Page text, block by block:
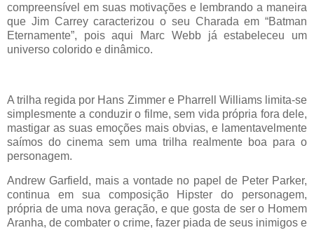
compreensível em suas motivações e lembrando a maneira
que Jim Carrey caracterizou o seu Charada em “Batman
Eternamente”, pois aqui Marc Webb já estabeleceu um
universo colorido e dinâmico.
A trilha regida por Hans Zimmer e Pharrell Williams limita-se
simplesmente a conduzir o filme, sem vida própria fora dele,
mastigar as suas emoções mais obvias, e lamentavelmente
saímos do cinema sem uma trilha realmente boa para o
personagem.
Andrew Garfield, mais a vontade no papel de Peter Parker,
continua em sua composição Hipster do personagem,
própria de uma nova geração, e que gosta de ser o Homem
Aranha, de combater o crime, fazer piada de seus inimigos e